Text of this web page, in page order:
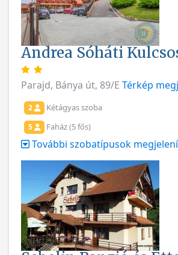
Andrea Sóháti
Parajd, Bánya út, 89/E Térkép
2 Kétágyas szoba
5 Faház (5 fős)
További szobatípusok